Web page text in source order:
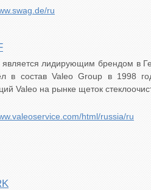
ru
является лидирующим брендом в
в состав Valeo Group в 1998
Valeo на рынке щеток
html/russia/ru